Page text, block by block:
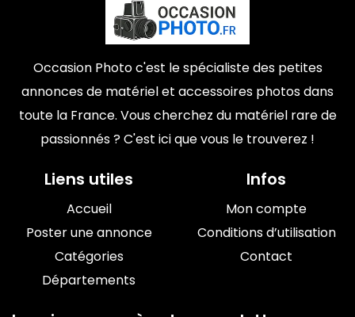
Occasion Photo c'est le spécialiste des petites
annonces de matériel et accessoires photos dans
toute la France. Vous cherchez du matériel rare de
passionnés ? C'est ici que vous le trouverez !
Liens utiles
Accueil
Poster une annonce
Catégories
Départements
Infos
Mon compte
Conditions d’utilisation
Contact